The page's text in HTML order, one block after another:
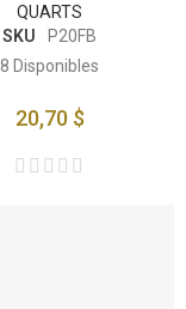
QUARTS
SKU
P20FB
8 Disponibles
20,70 $